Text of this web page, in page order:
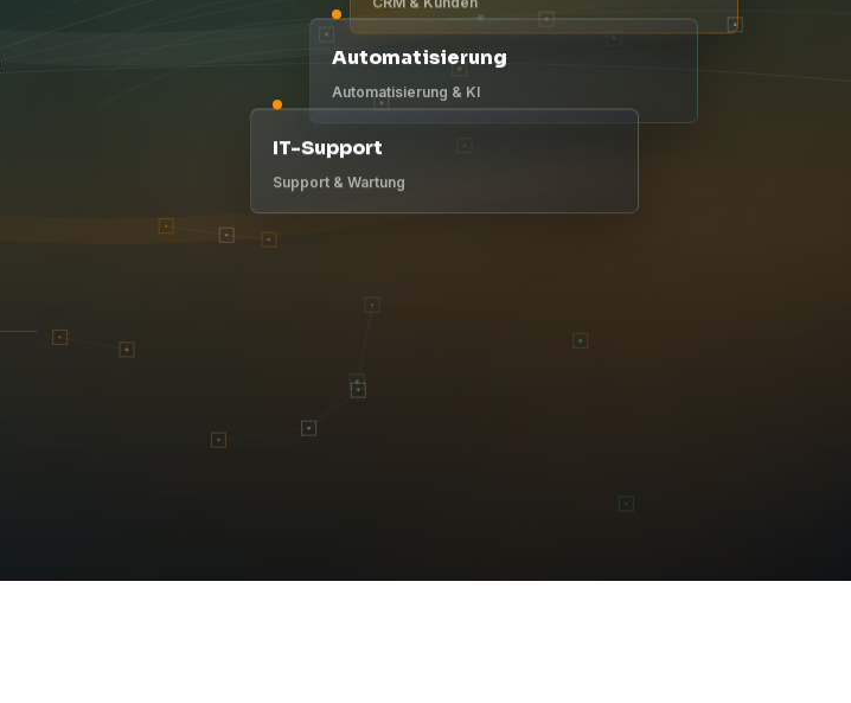
Automatisierung
Automatisierung & KI
IT-Support
Support & Wartung